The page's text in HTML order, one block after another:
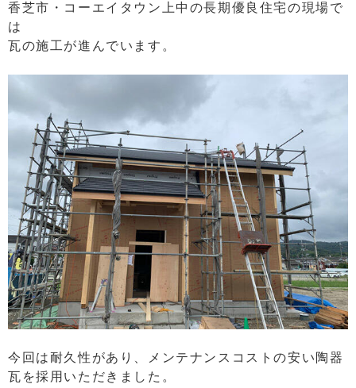
香芝市・コーエイタウン上中の長期優良住宅の現場で
は
瓦の施工が進んでいます。
今回は耐久性があり、メンテナンスコストの安い陶器
瓦を採用いただきました。